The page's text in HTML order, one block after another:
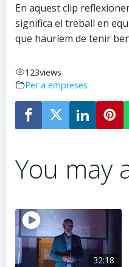
En aquest clip
significa el treball en
que hauríem de tenir
123views
Per a empreses
You may
32:18